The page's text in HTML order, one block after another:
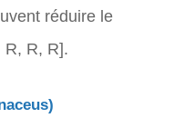
réduire le
R, R, R].